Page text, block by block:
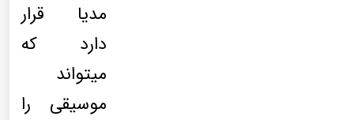
مدیا قرار
دارد که
میتواند
موسیقی را